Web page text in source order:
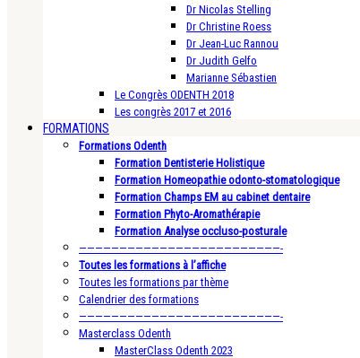
Dr Nicolas Stelling
Dr Christine Roess
Dr Jean-Luc Rannou
Dr Judith Gelfo
Marianne Sébastien
Le Congrès ODENTH 2018
Les congrès 2017 et 2016
FORMATIONS
Formations Odenth
Formation Dentisterie Holistique
Formation Homeopathie odonto-stomatologique
Formation Champs EM au cabinet dentaire
Formation Phyto-Aromathérapie
Formation Analyse occluso-posturale
—————————————————————————-
Toutes les formations à l’affiche
Toutes les formations par thème
Calendrier des formations
—————————————————————————-
Masterclass Odenth
MasterClass Odenth 2023